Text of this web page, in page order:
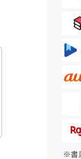
※書